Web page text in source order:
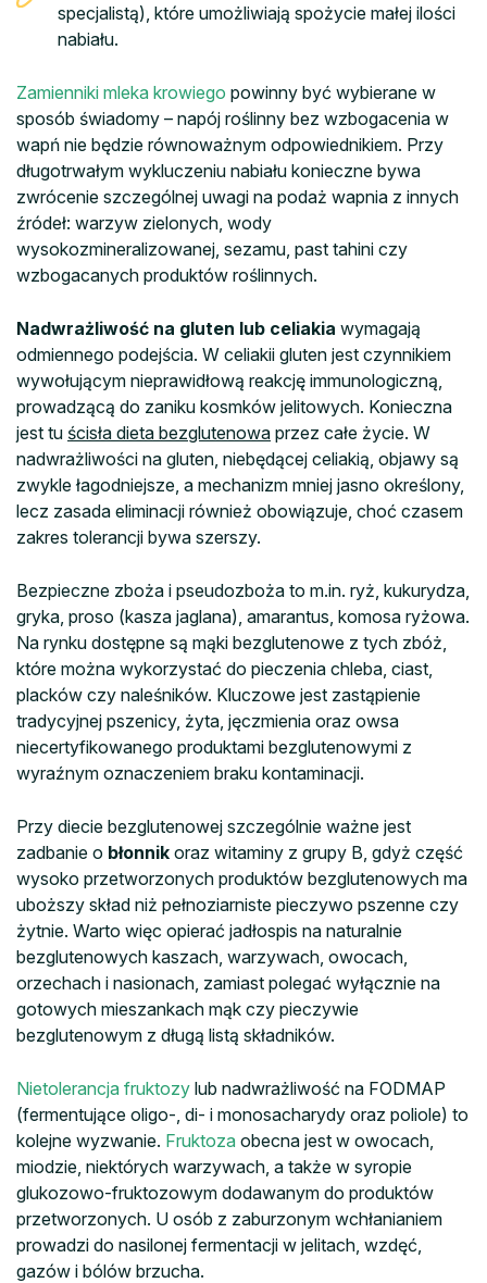
specjalistą), które umożliwiają spożycie małej ilości
nabiału.
Zamienniki mleka krowiego powinny być wybierane w
sposób świadomy – napój roślinny bez wzbogacenia w
wapń nie będzie równoważnym odpowiednikiem. Przy
długotrwałym wykluczeniu nabiału konieczne bywa
zwrócenie szczególnej uwagi na podaż wapnia z innych
źródeł: warzyw zielonych, wody
wysokozmineralizowanej, sezamu, past tahini czy
wzbogacanych produktów roślinnych.
Nadwrażliwość na gluten lub celiakia wymagają
odmiennego podejścia. W celiakii gluten jest czynnikiem
wywołującym nieprawidłową reakcję immunologiczną,
prowadzącą do zaniku kosmków jelitowych. Konieczna
jest tu ścisła dieta bezglutenowa przez całe życie. W
nadwrażliwości na gluten, niebędącej celiakią, objawy są
zwykle łagodniejsze, a mechanizm mniej jasno określony,
lecz zasada eliminacji również obowiązuje, choć czasem
zakres tolerancji bywa szerszy.
Bezpieczne zboża i pseudozboża to m.in. ryż, kukurydza,
gryka, proso (kasza jaglana), amarantus, komosa ryżowa.
Na rynku dostępne są mąki bezglutenowe z tych zbóż,
które można wykorzystać do pieczenia chleba, ciast,
placków czy naleśników. Kluczowe jest zastąpienie
tradycyjnej pszenicy, żyta, jęczmienia oraz owsa
niecertyfikowanego produktami bezglutenowymi z
wyraźnym oznaczeniem braku kontaminacji.
Przy diecie bezglutenowej szczególnie ważne jest
zadbanie o błonnik oraz witaminy z grupy B, gdyż część
wysoko przetworzonych produktów bezglutenowych ma
uboższy skład niż pełnoziarniste pieczywo pszenne czy
żytnie. Warto więc opierać jadłospis na naturalnie
bezglutenowych kaszach, warzywach, owocach,
orzechach i nasionach, zamiast polegać wyłącznie na
gotowych mieszankach mąk czy pieczywie
bezglutenowym z długą listą składników.
Nietolerancja fruktozy lub nadwrażliwość na FODMAP
(fermentujące oligo-, di- i monosacharydy oraz poliole) to
kolejne wyzwanie. Fruktoza obecna jest w owocach,
miodzie, niektórych warzywach, a także w syropie
glukozowo-fruktozowym dodawanym do produktów
przetworzonych. U osób z zaburzonym wchłanianiem
prowadzi do nasilonej fermentacji w jelitach, wzdęć,
gazów i bólów brzucha.